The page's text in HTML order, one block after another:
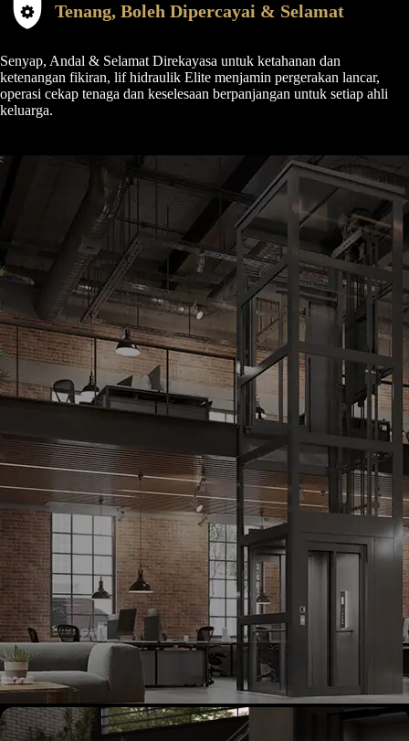
Tenang, Boleh Dipercayai & Selamat
Senyap, Andal & Selamat Direkayasa untuk ketahanan dan
ketenangan fikiran, lif hidraulik Elite menjamin pergerakan lancar,
operasi cekap tenaga dan keselesaan berpanjangan untuk setiap ahli
keluarga.